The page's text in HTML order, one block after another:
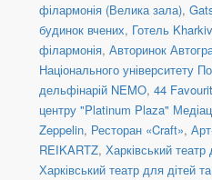
філармонія (Велика зала),
будинок вчених, Готель
філармонія, Авторинок
Національного університету
дельфінарій NEMO, 44
центру "Platinum Plaza"
Zeppelin, Ресторан «Craft»,
REIKARTZ, Харківський
Харківський театр для дітей